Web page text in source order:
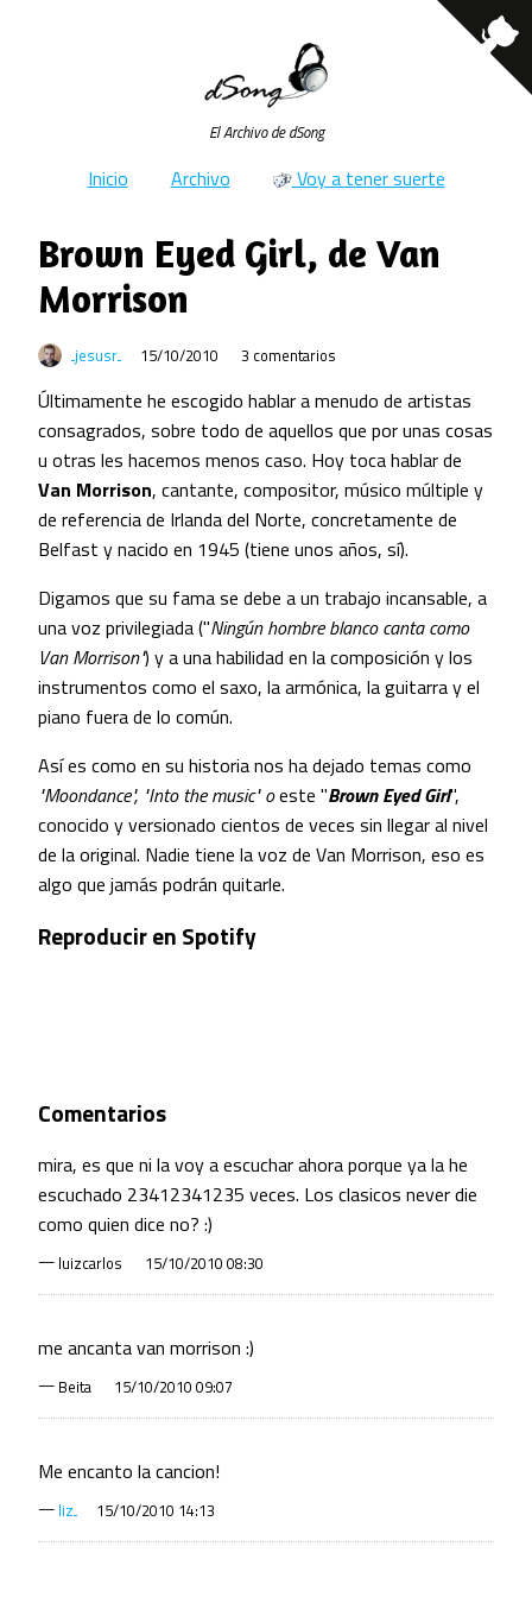
El Archivo de dSong
Inicio Archivo Voy a tener suerte
Brown Eyed Girl, de Van
Morrison
jesusr 15/10/2010 3 comentarios
Últimamente he escogido hablar a menudo de artistas
consagrados, sobre todo de aquellos que por unas cosas
u otras les hacemos menos caso. Hoy toca hablar de
Van Morrison, cantante, compositor, músico múltiple y
de referencia de Irlanda del Norte, concretamente de
Belfast y nacido en 1945 (tiene unos años, sí).
Digamos que su fama se debe a un trabajo incansable, a
una voz privilegiada ("Ningún hombre blanco canta como
Van Morrison") y a una habilidad en la composición y los
instrumentos como el saxo, la armónica, la guitarra y el
piano fuera de lo común.
Así es como en su historia nos ha dejado temas como
"Moondance", "Into the music" oeste "Brown Eyed Girl",
conocido y versionado cientos de veces sin llegar al nivel
de la original. Nadie tiene la voz de Van Morrison, eso es
algo que jamás podrán quitarle.
Reproducir en Spotify
Comentarios
mira, es que ni la voy a escuchar ahora porque ya la he
escuchado 23412341235 veces. Los clasicos never die
como quien dice no? :)
— luizcarlos 15/10/2010 08:30
me ancanta van morrison :)
— Beita 15/10/2010 09:07
Me encanto la cancion!
— liz 15/10/2010 14:13